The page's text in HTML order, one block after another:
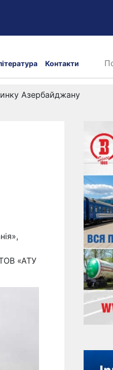
Контакти
Азербайджану
«АТУ